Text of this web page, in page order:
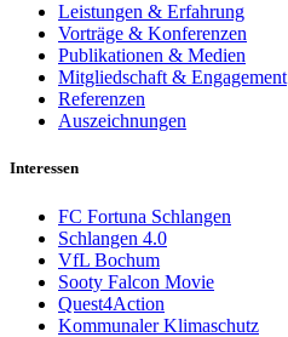
Leistungen & Erfahrung
Vorträge & Konferenzen
Publikationen & Medien
Mitgliedschaft & Engagement
Referenzen
Auszeichnungen
Interessen
FC Fortuna Schlangen
Schlangen 4.0
VfL Bochum
Sooty Falcon Movie
Quest4Action
Kommunaler Klimaschutz